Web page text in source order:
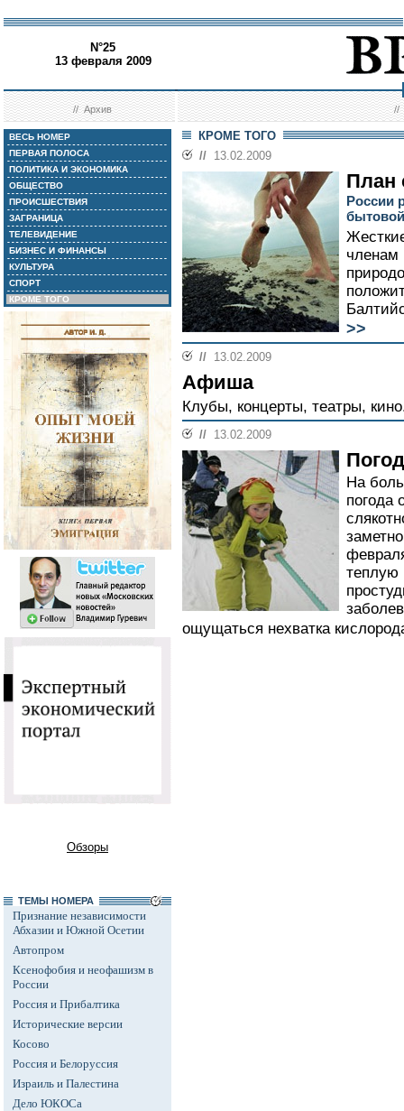
N°25
13 февраля 2009
//Архив //
ВЕСЬ НОМЕР
ПЕРВАЯ ПОЛОСА
ПОЛИТИКА И ЭКОНОМИКА
ОБЩЕСТВО
ПРОИСШЕСТВИЯ
ЗАГРАНИЦА
ТЕЛЕВИДЕНИЕ
БИЗНЕС И ФИНАНСЫ
КУЛЬТУРА
СПОРТ
КРОМЕ ТОГО
Обзоры
ТЕМЫ НОМЕРА
Признание независимости
Абхазии и Южной Осетии
Автопром
Ксенофобия и неофашизм в
России
Россия и Прибалтика
Исторические версии
Косово
Россия и Белоруссия
Израиль и Палестина
Дело ЮКОСа
КРОМЕ ТОГО
// 13.02.2009
План
России
членам
>>
// 13.02.2009
Афиша
Клубы, концерты, театры,
// 13.02.2009
На
погода
теплую
ощущаться нехватка